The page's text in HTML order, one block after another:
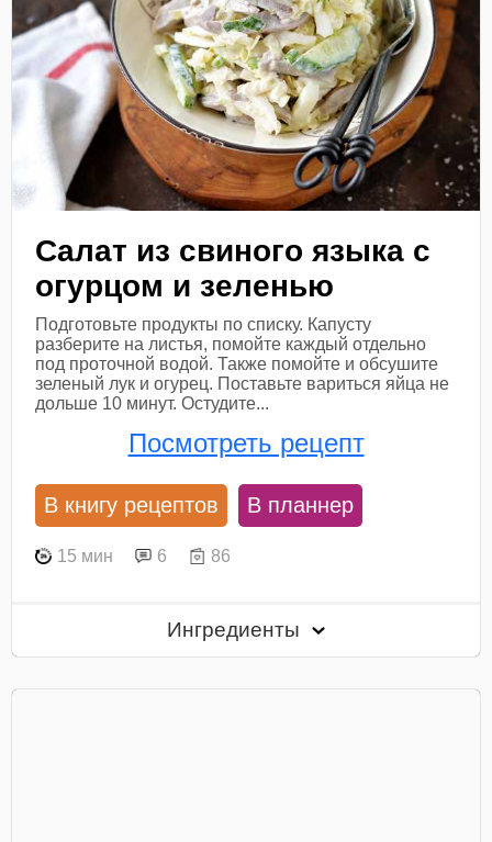
Салат из свиного языка с
огурцом и зеленью
Подготовьте продукты по списку. Капусту
разберите на листья, помойте каждый отдельно
под проточной водой. Также помойте и обсушите
зеленый лук и огурец. Поставьте вариться яйца не
дольше 10 минут. Остудите...
Посмотреть рецепт
В книгу рецептов В планнер
15 мин 6 86
Ингредиенты